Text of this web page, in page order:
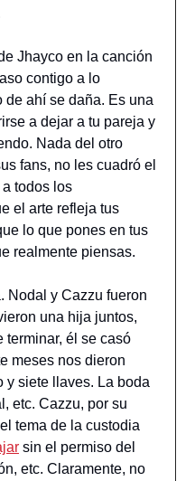
Jhayco en la canción
contigo a lo
de ahí se daña. Es una
a dejar a tu pareja y
Nada del otro
fans, no les cuadró el
todos los
el arte refleja tus
lo que pones en tus
realmente piensas.
Nodal y Cazzu fueron
una hija juntos,
terminar, él se casó
meses nos dieron
y siete llaves. La boda
etc. Cazzu, por su
tema de la custodia
sin el permiso del
etc. Claramente, no